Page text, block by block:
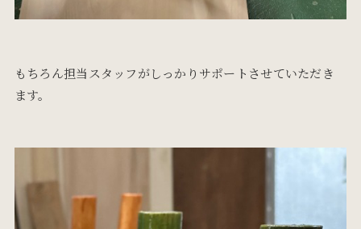
もちろん担当スタッフがしっかりサポートさせていただき
ます。